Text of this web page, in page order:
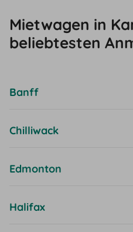
Mietwagen in
beliebtesten
Banff
Chilliwack
Edmonton
Halifax